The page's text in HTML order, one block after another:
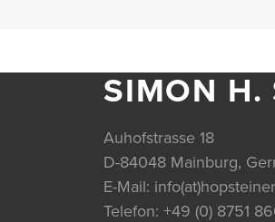
SIMON H.
Auhofstrasse 18
D-84048 Mainburg,
E-Mail:
Telefon: +49 (0) 8751